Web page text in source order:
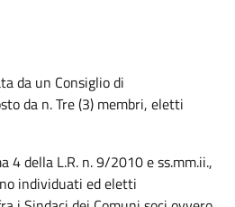
da un Consiglio di
da n. Tre (3) membri, eletti
4 della L.R. n. 9/2010 e ss.mm.ii.,
individuati ed eletti